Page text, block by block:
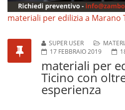
materiali per edilizia a Marano
SUPER USER
17 FEBBRAIO 2019
materiali per
Ticino con
esperienza